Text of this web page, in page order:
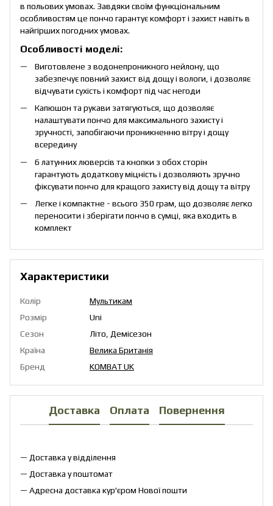
в польових умовах. Завдяки своїм функціональним
особливостям це пончо гарантує комфорт і захист навіть в
найгірших погодних умовах.
Особливості моделі:
Виготовлене з водонепроникного нейлону, що
забезпечує повний захист від дощу і вологи, і дозволяє
відчувати сухість і комфорт під час негоди
Капюшон та рукави затягуються, що дозволяє
налаштувати пончо для максимального захисту і
зручності, запобігаючи проникненню вітру і дощу
всередину
6 латунних люверсів та кнопки з обох сторін
гарантують додаткову міцність і дозволяють зручно
фіксувати пончо для кращого захисту від дощу та вітру
Легке і компактне - всього 350 грам, що дозволяє легко
переносити і зберігати пончо в сумці, яка входить в
комплект
Характеристики
Колір
Мультикам
Розмір
Uni
Сезон
Літо, Демісезон
Країна
Велика Британія
Бренд
KOMBAT UK
Доставка Оплата Повернення
— Доставка у відділення
— Доставка у поштомат
— Адресна доставка кур'єром Нової пошти